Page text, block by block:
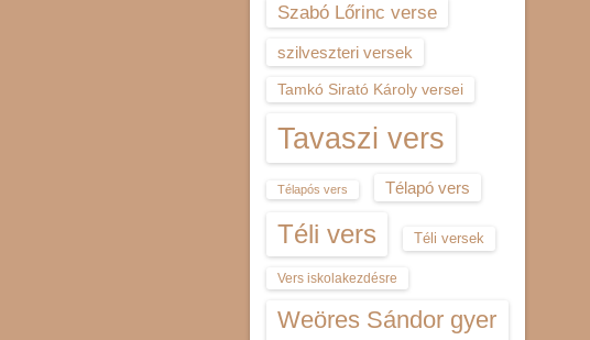
Szabó Lőrinc verse
szilveszteri versek
Tamkó Sirató Károly versei
Tavaszi vers
Télapós vers Télapó vers
Téli vers Téli versek
Vers iskolakezdésre
Weöres Sándor gyer